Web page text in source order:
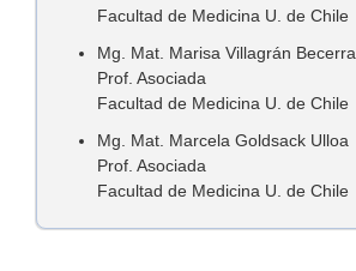
Facultad de Medicina U. de Chile
Mg. Mat. Marisa Villagrán Becerra
Prof. Asociada
Facultad de Medicina U. de Chile
Mg. Mat. Marcela Goldsack Ulloa
Prof. Asociada
Facultad de Medicina U. de Chile